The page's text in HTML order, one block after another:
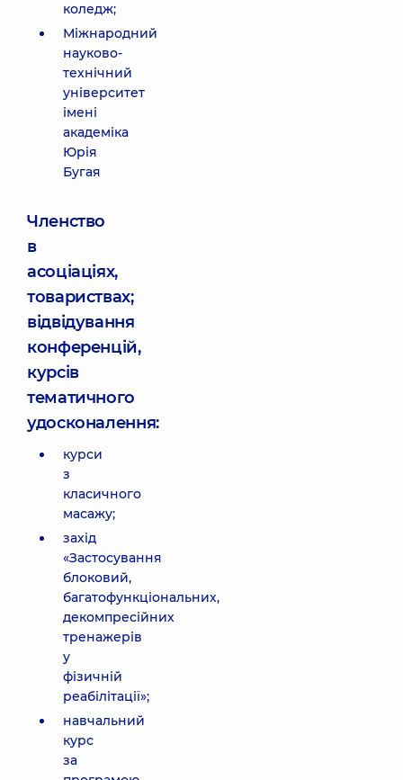
коледж;
Міжнародний
науково-
технічний
університет
імені
академіка
Юрія
Бугая
Членство
в
асоціаціях,
товариствах;
відвідування
конференцій,
курсів
тематичного
удосконалення:
курси
з
класичного
масажу;
захід
«Застосування
блоковий,
багатофункціональних,
декомпресійних
тренажерів
у
фізичній
реабілітації»;
навчальний
курс
за